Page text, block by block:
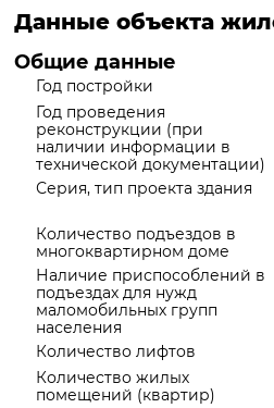
Данные объекта
Общие данные
Год постройки
Год проведения
реконструкции (при
наличии информации в
технической документации)
Серия, тип проекта здания
Количество подъездов в
многоквартирном доме
Наличие приспособлений в
подъездах для нужд
маломобильных групп
населения
Количество лифтов
Количество жилых
помещений (квартир)